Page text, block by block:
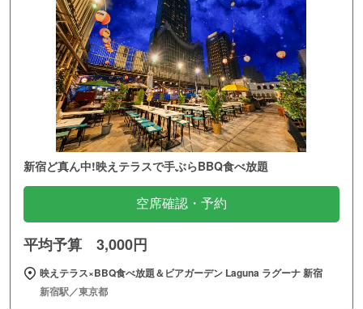
新宿ど真ん中!映えテラスで手ぶらBBQ食べ放題
空席確認・予約
平均予算 3,000円
映えテラス×BBQ食べ放題＆ビアガーデン Laguna ラグーナ 新宿
新宿駅／東京都